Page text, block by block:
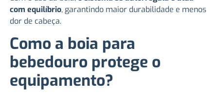
com equilíbrio, garantindo maior durabilidade e menos
dor de cabeça.
Como a boia para
bebedouro protege o
equipamento?